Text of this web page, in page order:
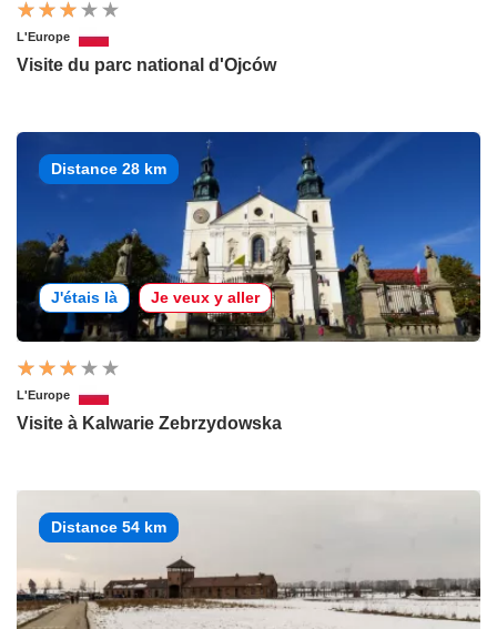
L'Europe
Visite du parc national d'Ojców
Distance 28 km
J'étais là Je veux y aller
L'Europe
Visite à Kalwarie Zebrzydowska
Distance 54 km